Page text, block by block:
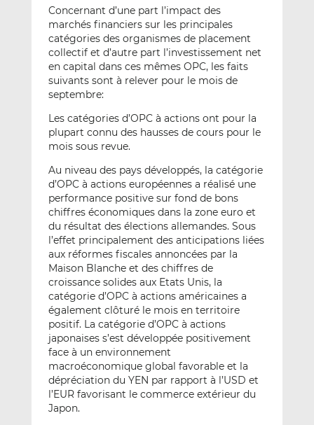
Concernant d’une part l’impact des
marchés financiers sur les principales
catégories des organismes de placement
collectif et d’autre part l’investissement net
en capital dans ces mêmes OPC, les faits
suivants sont à relever pour le mois de
septembre:
Les catégories d’OPC à actions ont pour la
plupart connu des hausses de cours pour le
mois sous revue.
Au niveau des pays développés, la catégorie
d’OPC à actions européennes a réalisé une
performance positive sur fond de bons
chiffres économiques dans la zone euro et
du résultat des élections allemandes. Sous
l’effet principalement des anticipations liées
aux réformes fiscales annoncées par la
Maison Blanche et des chiffres de
croissance solides aux Etats Unis, la
catégorie d’OPC à actions américaines a
également clôturé le mois en territoire
positif. La catégorie d’OPC à actions
japonaises s’est développée positivement
face à un environnement
macroéconomique global favorable et la
dépréciation du YEN par rapport à l’USD et
l’EUR favorisant le commerce extérieur du
Japon.